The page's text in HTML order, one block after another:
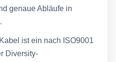
genaue Abläufe in
ist ein nach ISO9001
Diversity-